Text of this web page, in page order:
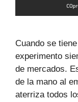
Cuando se
experimento
de mercados.
de la mano al
aterriza todos